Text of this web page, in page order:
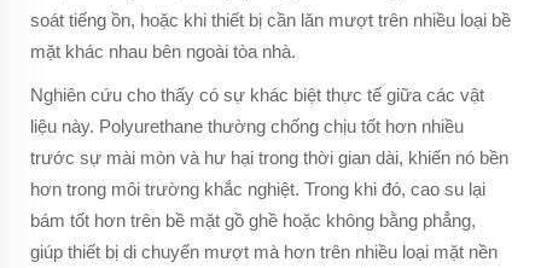
soát tiếng ồn, hoặc khi thiết bị cần lăn mượt trên nhiều loại bề
mặt khác nhau bên ngoài tòa nhà.
Nghiên cứu cho thấy có sự khác biệt thực tế giữa các vật
liệu này. Polyurethane thường chống chịu tốt hơn nhiều
trước sự mài mòn và hư hại trong thời gian dài, khiến nó bền
hơn trong môi trường khắc nghiệt. Trong khi đó, cao su lại
bám tốt hơn trên bề mặt gồ ghề hoặc không bằng phẳng,
giúp thiết bị di chuyển mượt mà hơn trên nhiều loại mặt nền